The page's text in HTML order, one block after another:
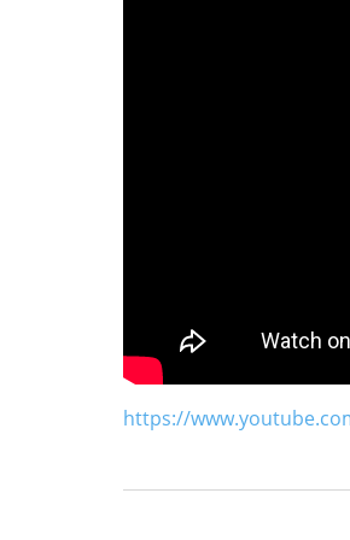
https://